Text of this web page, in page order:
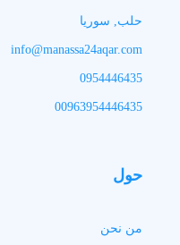
حلب, سوريا
info@manassa24aqar.com
0954446435
00963954446435
حول
من نحن